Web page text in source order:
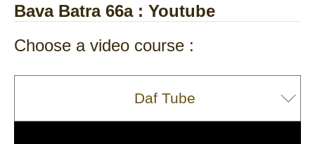
Bava Batra 66a: Youtube
Choose a video course :